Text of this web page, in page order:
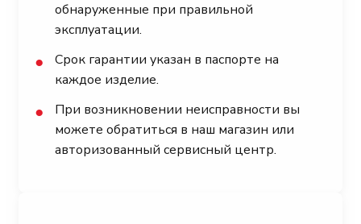
обнаруженные при правильной
эксплуатации.
●
Срок гарантии указан в паспорте на
каждое изделие.
●
При возникновении неисправности вы
можете обратиться в наш магазин или
авторизованный сервисный центр.